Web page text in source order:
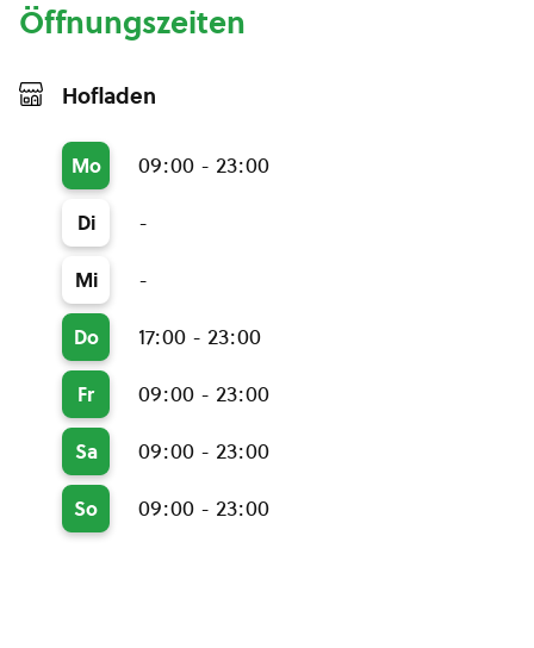
Öffnungszeiten
Hofladen
Mo 09:00 - 23:00
Di -
Mi -
Do 17:00 - 23:00
Fr 09:00 - 23:00
Sa 09:00 - 23:00
So 09:00 - 23:00